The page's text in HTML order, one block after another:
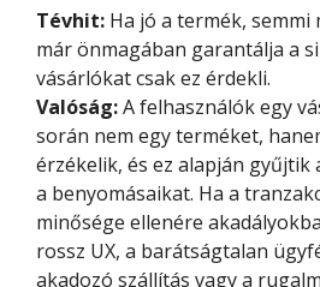
Tévhit: Ha jó a termék, semmi
már önmagában garantálja a
vásárlókat csak ez érdekli.
Valóság:A felhasználók egy
során nem egy terméket,
érzékelik, és ez alapján
a benyomásaikat. Ha a
minősége ellenére
rossz UX, a barátságtalan
akadozó szállítás vagy a